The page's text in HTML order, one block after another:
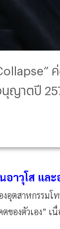
ญาตปี
าวุโส แล
อุตสาหกรรม
องตัวเอง” เ